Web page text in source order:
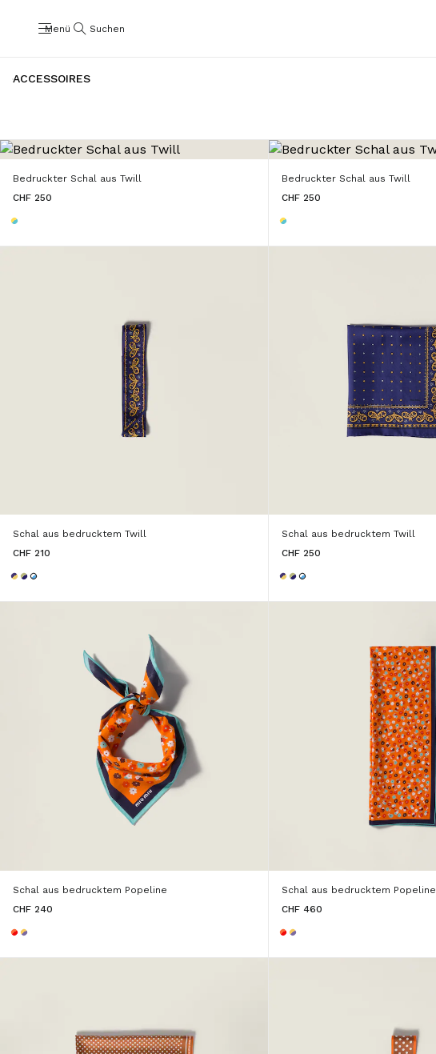
Menü Suchen
ACCESSOIRES
Bedruckter Schal aus Twill
CHF 250
Bedruckter Schal aus Twill
CHF 250
Schal aus bedrucktem Twill
CHF 210
Schal aus bedrucktem Twill
CHF 250
Schal aus bedrucktem Popeline
CHF 240
Schal aus bedrucktem Popeline
CHF 460